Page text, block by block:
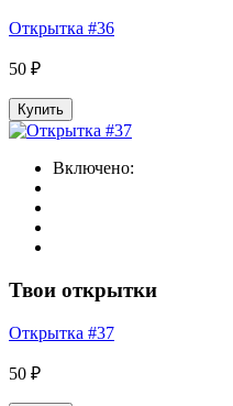
Открытка #36
50 ₽
Купить
Включено:
Твои открытки
Открытка #37
50 ₽